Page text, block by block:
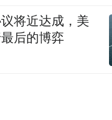
将近达成，美
后的博弈